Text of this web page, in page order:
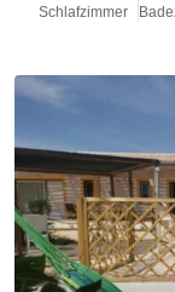
Schlafzimmer